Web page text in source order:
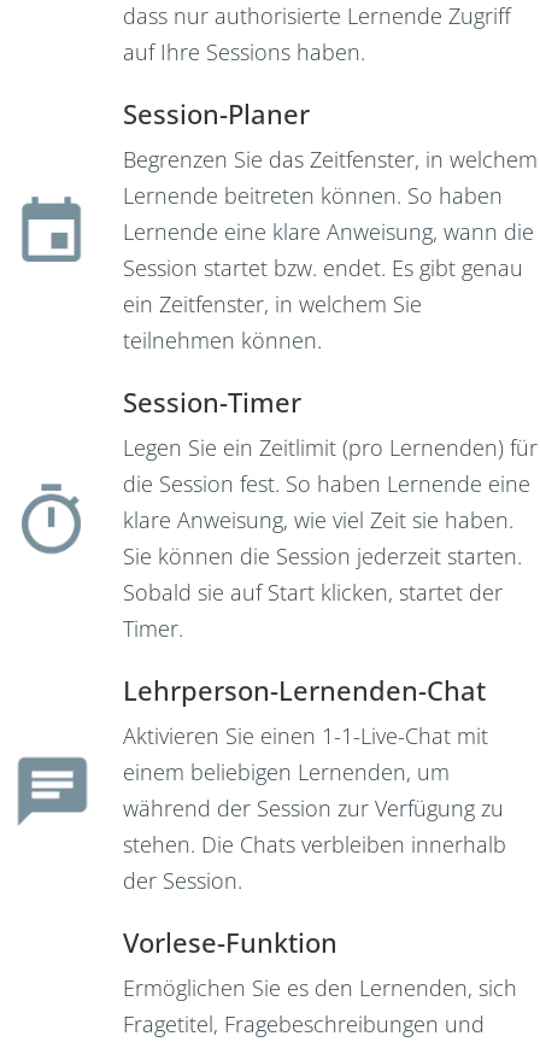
dass nur authorisierte Lernende Zugriff
auf Ihre Sessions haben.
Session-Planer
Begrenzen Sie das Zeitfenster, in welchem
Lernende beitreten können. So haben
Lernende eine klare Anweisung, wann die
Session startet bzw. endet. Es gibt genau
ein Zeitfenster, in welchem Sie
teilnehmen können.
Session-Timer
Legen Sie ein Zeitlimit (pro Lernenden) für
die Session fest. So haben Lernende eine
klare Anweisung, wie viel Zeit sie haben.
Sie können die Session jederzeit starten.
Sobald sie auf Start klicken, startet der
Timer.
Lehrperson-Lernenden-Chat
Aktivieren Sie einen 1-1-Live-Chat mit
einem beliebigen Lernenden, um
während der Session zur Verfügung zu
stehen. Die Chats verbleiben innerhalb
der Session.
Vorlese-Funktion
Ermöglichen Sie es den Lernenden, sich
Fragetitel, Fragebeschreibungen und